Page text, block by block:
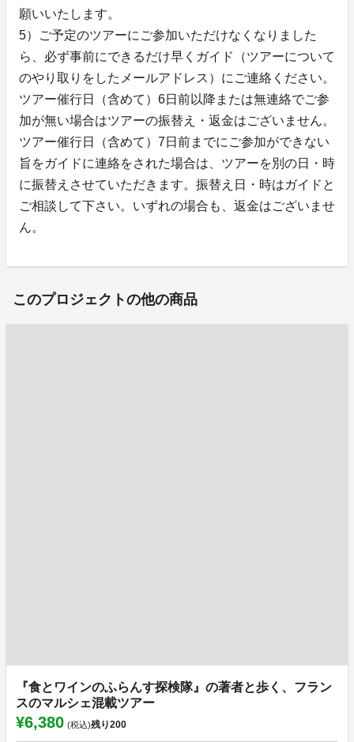
願いいたします。
5）ご予定のツアーにご参加いただけなくなりました
ら、必ず事前にできるだけ早くガイド（ツアーについて
のやり取りをしたメールアドレス）にご連絡ください。
ツアー催行日（含めて）6日前以降または無連絡でご参
加が無い場合はツアーの振替え・返金はございません。
ツアー催行日（含めて）7日前までにご参加ができない
旨をガイドに連絡をされた場合は、ツアーを別の日・時
に振替えさせていただきます。振替え日・時はガイドと
ご相談して下さい。いずれの場合も、返金はございませ
ん。
このプロジェクトの他の商品
『食とワインのふらんす探検隊』の著者と歩く、フラン
スのマルシェ混載ツアー
¥6,380 (税込)残り200